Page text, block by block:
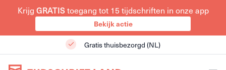
Krijg GRATIStoegang tot 15 tijdschriften in onze app
Bekijk actie
Gratis thuisbezorgd (NL)